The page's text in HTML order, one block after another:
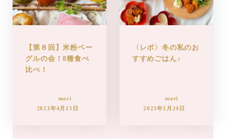
【第８回】米粉ベー
グルの会！8種食べ
比べ！
mari
2023年4月15日
〈レポ〉冬の私のお
すすめごはん♪
mari
2023年1月24日